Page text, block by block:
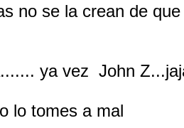
no se la crean de
ya vez John
lo tomes a mal